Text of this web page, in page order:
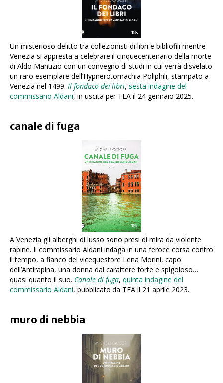
Un misterioso delitto tra collezionisti di libri e bibliofili mentre
Venezia si appresta a celebrare il cinquecentenario della morte
di Aldo Manuzio con un convegno di studi in cui verrà disvelato
un raro esemplare dell’Hypnerotomachia Poliphili, stampato a
Venezia nel 1499. Il fondaco dei libri, sesta indagine del
commissario Aldani, in uscita per TEA il 24 gennaio 2025.
canale di fuga
A Venezia gli alberghi di lusso sono presi di mira da violente
rapine. Il commissario Aldani indaga in una feroce corsa contro
il tempo, a fianco del vicequestore Lena Morini, capo
dell’Antirapina, una donna dal carattere forte e spigoloso…
quasi quanto il suo. Canale di fuga, quinta indagine del
commissario Aldani, pubblicato da TEA il 21 aprile 2023.
muro di nebbia